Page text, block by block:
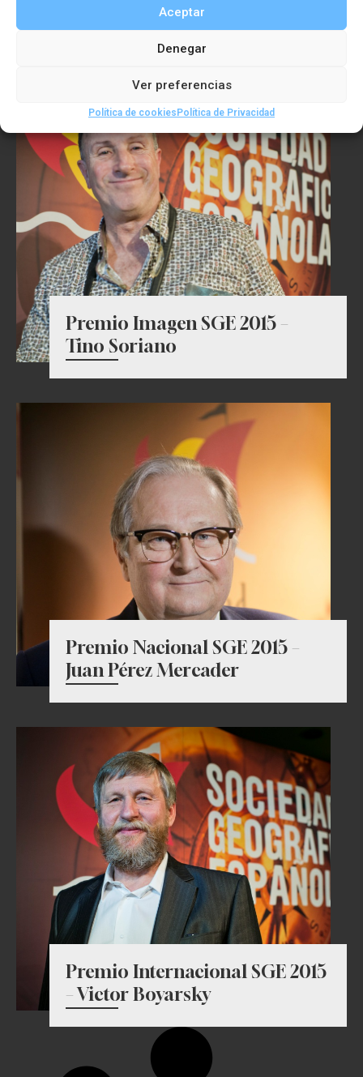
Aceptar
Denegar
Ver preferencias
Política de cookies Política de Privacidad
– Solar Impulse
Premio Imagen SGE 2015 –
Tino Soriano
Premio Nacional SGE 2015 –
Juan Pérez Mercader
Premio Internacional SGE 2015
– Victor Boyarsky